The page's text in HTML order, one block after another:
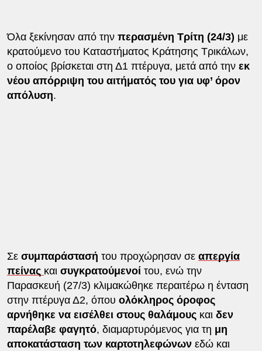
Όλα ξεκίνησαν από τηνπερασμένη Τρίτη (24/3) με
κρατούμενο του Καταστήματος Κράτησης Τρικάλων,
ο οποίος βρίσκεται στη Δ1 πτέρυγα, μετά από την εκ
νέου απόρριψη του αιτήματός του για υφ’ όρον
απόλυση.
Σε συμπαράστασή του προχώρησαν σε απεργία
πείνας και συγκρατούμενοί του, ενώ την
Παρασκευή (27/3) κλιμακώθηκε περαιτέρω η ένταση
στην πτέρυγα Δ2, όπου ολόκληρος όροφος
αρνήθηκε να εισέλθει στους θαλάμουςκαι δεν
παρέλαβε φαγητό, διαμαρτυρόμενος για τη μη
αποκατάσταση των καρτοτηλεφώνωνεδώ και